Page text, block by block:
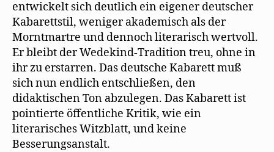
entwickelt sich deutlich ein eigener deutscher
Kabarettstil, weniger akademisch als der
Morntmartre und dennoch literarisch wertvoll.
Er bleibt der Wedekind-Tradition treu, ohne in
ihr zu erstarren. Das deutsche Kabarett muß
sich nun endlich entschließen, den
didaktischen Ton abzulegen. Das Kabarett ist
pointierte öffentliche Kritik, wie ein
literarisches Witzblatt, und keine
Besserungsanstalt.